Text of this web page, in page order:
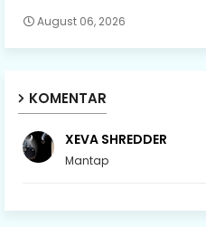
August 06, 2026
KOMENTAR
XEVA SHREDDER
Mantap